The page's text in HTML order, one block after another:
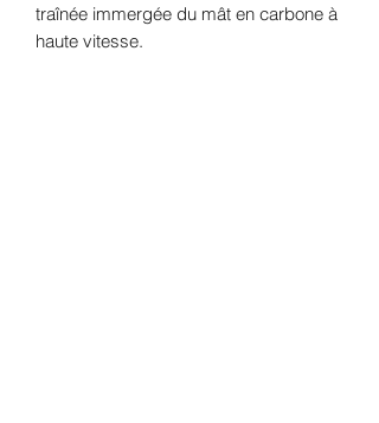
traînée immergée du mât en carbone à
haute vitesse.